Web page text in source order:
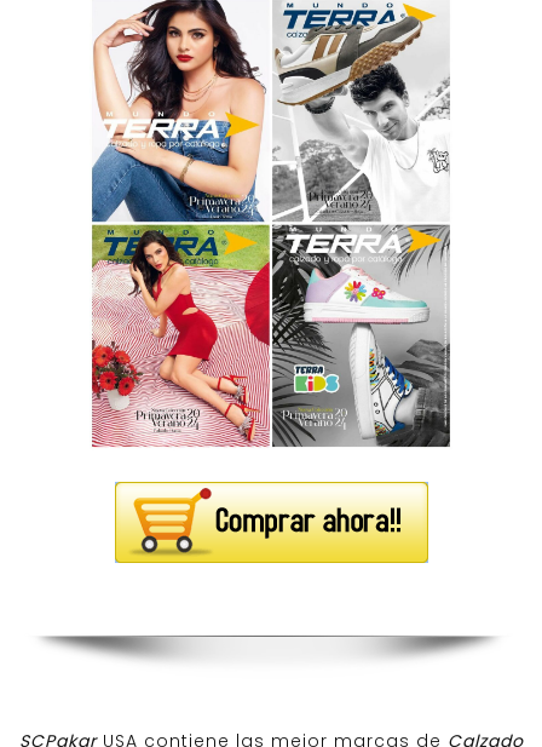
SCPakar USA contiene las mejor marcas de Calzado